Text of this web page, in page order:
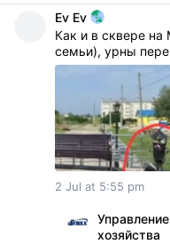
Ev Ev
Как и в сквере
семьи), урны
2 Jul at 5:55 pm
хозяйства